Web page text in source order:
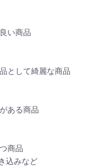
い商品
として綺麗な商品
ある商品
商品
込みなど